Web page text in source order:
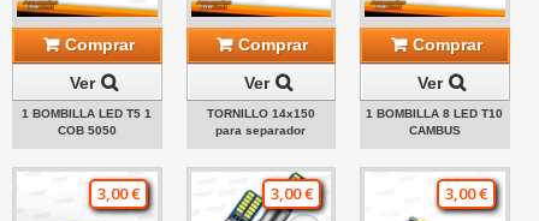
Comprar
Ver
1 BOMBILLA LED T5 1
COB 5050
Comprar
Ver
TORNILLO 14x150
para separador
Comprar
Ver
1 BOMBILLA 8 LED T10
CAMBUS
3,00 € 3,00 € 3,00 €